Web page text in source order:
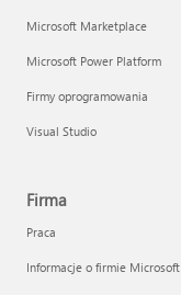
Microsoft Marketplace
Microsoft Power Platform
Firmy oprogramowania
Visual Studio
Firma
Praca
Informacje o firmie Microsoft